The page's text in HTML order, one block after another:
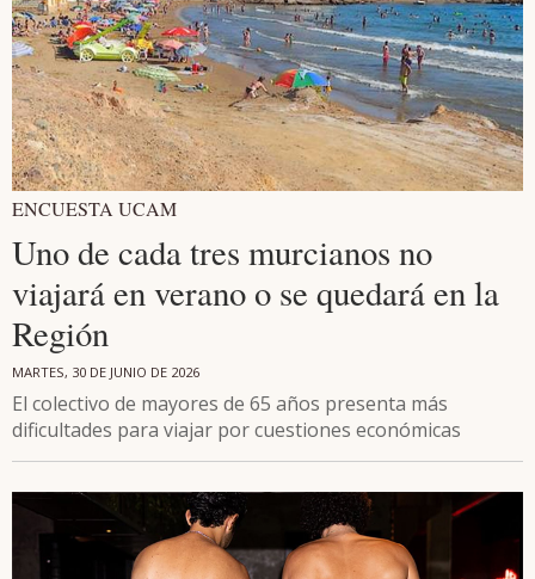
ENCUESTA UCAM
Uno de cada tres murcianos no
viajará en verano o se quedará en la
Región
MARTES, 30 DE JUNIO DE 2026
El colectivo de mayores de 65 años presenta más
dificultades para viajar por cuestiones económicas